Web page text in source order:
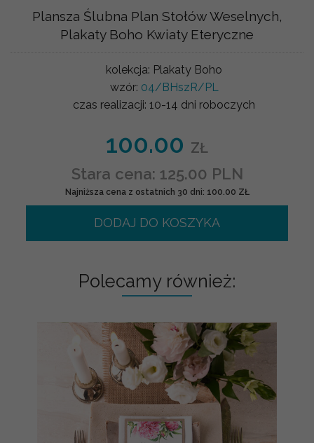
Plansza Ślubna Plan Stołów Weselnych,
Plakaty Boho Kwiaty Eteryczne
kolekcja: Plakaty Boho
wzór: 04/BHszR/PL
czas realizacji: 10-14 dni roboczych
100.00 ZŁ
Stara cena: 125.00 PLN
Najniższa cena z ostatnich 30 dni: 100.00 ZŁ
DODAJ DO KOSZYKA
Polecamy również: